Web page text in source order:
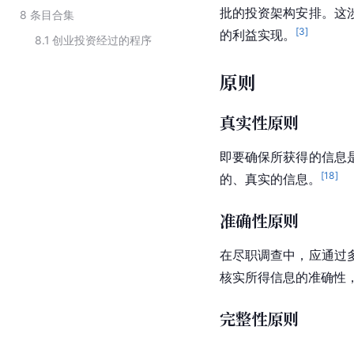
8 条目合集
8.1 创业投资经过的程序
批的投资架构安排。这
的利益实现。
[3]
原则
真实性原则
即要确保所获得的信息
的、真实的信息。
[18]
准确性原则
在尽职调查中，应通过
核实所得信息的准确性
完整性原则